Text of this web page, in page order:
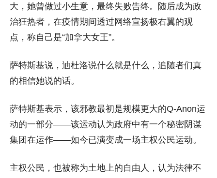
大，她曾做过小生意，最终失败告终。随后成为政
治狂热者，在疫情期间透过网络宣扬极右翼的观
点，称自己是“加拿大女王”。
萨特斯基说，迪杜洛说什么就是什么，追随者们真
的相信她说的话。
萨特斯基表示，该邪教最初是规模更大的Q-Anon运
动的一部分——该运动认为政府中有一个秘密阴谋
集团在运作——如今已演变成一场主权公民运动。
主权公民，也被称为土地上的自由人，认为法律不